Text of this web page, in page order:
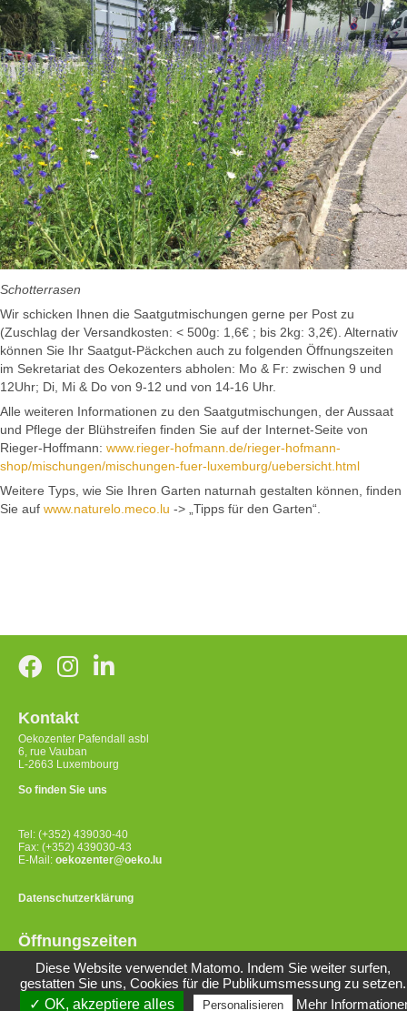
Schotterrasen
Wir schicken Ihnen die Saatgutmischungen gerne per Post zu
(Zuschlag der Versandkosten: < 500g: 1,6€ ; bis 2kg: 3,2€). Alternativ
können Sie Ihr Saatgut-Päckchen auch zu folgenden Öffnungszeiten
im Sekretariat des Oekozenters abholen: Mo & Fr: zwischen 9 und
12Uhr; Di, Mi & Do von 9-12 und von 14-16 Uhr.
Alle weiteren Informationen zu den Saatgutmischungen, der Aussaat
und Pflege der Blühstreifen finden Sie auf der Internet-Seite von
Rieger-Hoffmann: www.rieger-hofmann.de/rieger-hofmann-
shop/mischungen/mischungen-fuer-luxemburg/uebersicht.html
Weitere Typs, wie Sie Ihren Garten naturnah gestalten können, finden
Sie auf www.naturelo.meco.lu -> „Tipps für den Garten“.
Kontakt
Oekozenter Pafendall asbl
6, rue Vauban
L-2663 Luxembourg
So finden Sie uns
Tel: (+352) 439030-40
Fax: (+352) 439030-43
E-Mail: oekozenter@oeko.lu
Datenschutzerklärung
Öffnungszeiten
Montag bis Donnerstag
8:00-12:00 Uhr / 14:00-17:00 Uhr
Freitag 8:00-12:00 Uhr
Diese Website verwendet Matomo. Indem Sie weiter surfen,
gestatten Sie uns, Cookies für die Publikumsmessung zu setzen.
✓ OK, akzeptiere alles
Personalisieren Mehr